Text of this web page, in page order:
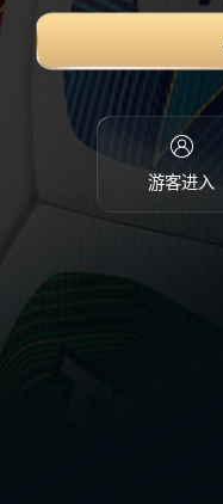
游客进入